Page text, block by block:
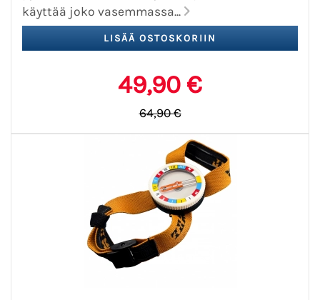
käyttää joko vasemmassa...
49,90 €
64,90 €